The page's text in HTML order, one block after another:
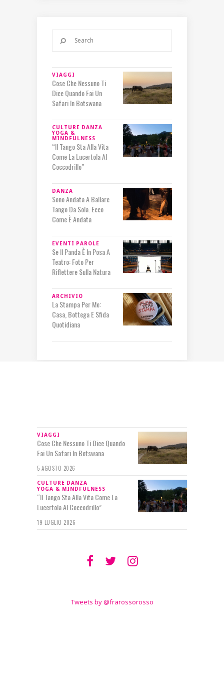
VIAGGI
Cose Che Nessuno Ti
Dice Quando Fai Un
Safari In Botswana
CULTURE DANZA
YOGA &
MINDFULNESS
“Il Tango Sta Alla Vita
Come La Lucertola Al
Coccodrillo”
DANZA
Sono Andata A Ballare
Tango Da Sola. Ecco
Come È Andata
EVENTI PAROLE
Se Il Panda È In Posa A
Teatro: Foto Per
Riflettere Sulla Natura
ARCHIVIO
La Stampa Per Me:
Casa, Bottega E Sfida
Quotidiana
VIAGGI
Cose Che Nessuno Ti Dice Quando
Fai Un Safari In Botswana
5 AGOSTO 2026
CULTURE DANZA
YOGA & MINDFULNESS
“Il Tango Sta Alla Vita Come La
Lucertola Al Coccodrillo”
19 LUGLIO 2026
Tweets by @frarossorosso